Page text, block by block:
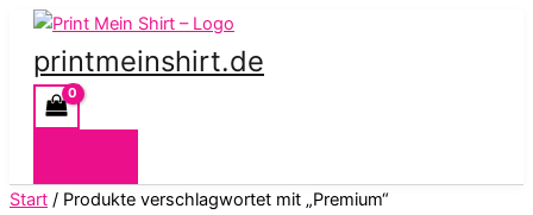
Zum
Inhalt
springen
printmeinshirt.de
Start / Produkte verschlagwortet mit „Premium“